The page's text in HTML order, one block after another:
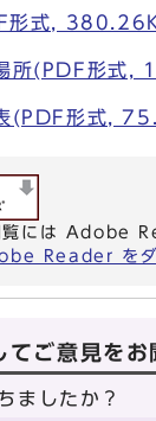
形式,
所(PDF形式,
(PDF形式,
覧には Adobe
Reader をダ
てご意見をお
ましたか？